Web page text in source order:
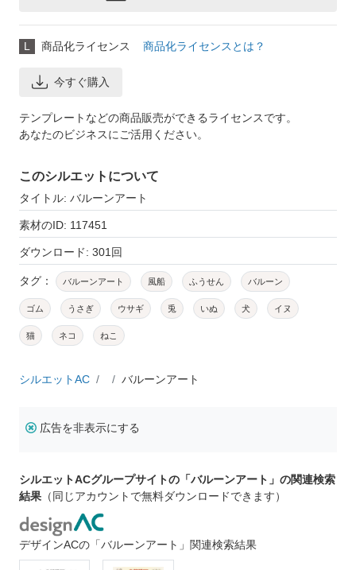
L 商品化ライセンス 商品化ライセンスとは？
今すぐ購入
テンプレートなどの商品販売ができるライセンスです。
あなたのビジネスにご活用ください。
このシルエットについて
タイトル: バルーンアート
素材のID: 117451
ダウンロード: 301回
タグ： バルーンアート 風船 ふうせん バルーン
ゴム うさぎ ウサギ 兎 いぬ 犬 イヌ
猫 ネコ ねこ
シルエットAC バルーンアート
広告を非表示にする
シルエットACグループサイトの「バルーンアート」の関連検索
結果 （同じアカウントで無料ダウンロードできます）
デザインACの「バルーンアート」関連検索結果